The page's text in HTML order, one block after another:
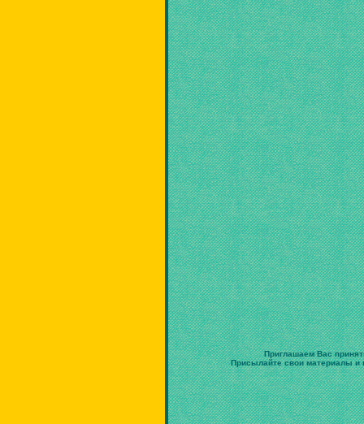
Приглашаем Вас
Присылайте свои материалы и